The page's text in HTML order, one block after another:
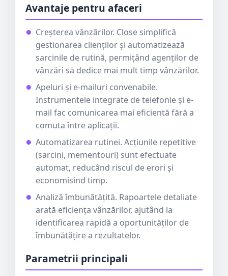
Avantaje pentru afaceri
Creșterea vânzărilor. Close simplifică
gestionarea clienților și automatizează
sarcinile de rutină, permițând agenților de
vânzări să dedice mai mult timp vânzărilor.
Apeluri și e-mailuri convenabile.
Instrumentele integrate de telefonie și e-
mail fac comunicarea mai eficientă fără a
comuta între aplicații.
Automatizarea rutinei. Acțiunile repetitive
(sarcini, mementouri) sunt efectuate
automat, reducând riscul de erori și
economisind timp.
Analiză îmbunătățită. Rapoartele detaliate
arată eficiența vânzărilor, ajutând la
identificarea rapidă a oportunităților de
îmbunătățire a rezultatelor.
Parametrii principali